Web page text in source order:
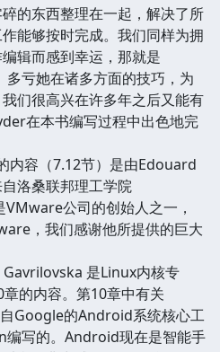
的东西整理在一起，解决了所
能够按时完成。我们同样为拥
辑而感到幸运，那就是
亏她在诸多方面的技巧，为
们很高兴在许多年之后又能有
在本书编写过程中出色地完
内容（7.12节）是由Edouard
洛桑联邦理工学院
VMware公司的创始人之一，
，我们感谢他所提供的巨大
是Linux内核专
的内容。第10章中有关
Google的Android系统核心工
写的。Android现在是智能手